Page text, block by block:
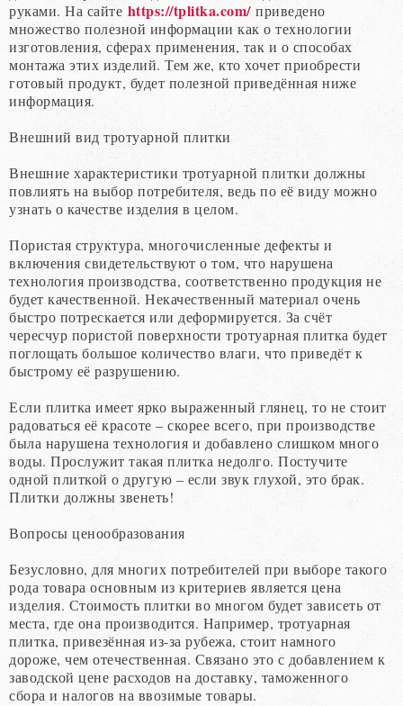
руками. На сайте https://tplitka.com/приведено
множество полезной информации как о технологии
изготовления, сферах применения, так и о способах
монтажа этих изделий. Тем же, кто хочет приобрести
готовый продукт, будет полезной приведённая ниже
информация.
Внешний вид тротуарной плитки
Внешние характеристики тротуарной плитки должны
повлиять на выбор потребителя, ведь по её виду можно
узнать о качестве изделия в целом.
Пористая структура, многочисленные дефекты и
включения свидетельствуют о том, что нарушена
технология производства, соответственно продукция не
будет качественной. Некачественный материал очень
быстро потрескается или деформируется. За счёт
чересчур пористой поверхности тротуарная плитка будет
поглощать большое количество влаги, что приведёт к
быстрому её разрушению.
Если плитка имеет ярко выраженный глянец, то не стоит
радоваться её красоте – скорее всего, при производстве
была нарушена технология и добавлено слишком много
воды. Прослужит такая плитка недолго. Постучите
одной плиткой о другую – если звук глухой, это брак.
Плитки должны звенеть!
Вопросы ценообразования
Безусловно, для многих потребителей при выборе такого
рода товара основным из критериев является цена
изделия. Стоимость плитки во многом будет зависеть от
места, где она производится. Например, тротуарная
плитка, привезённая из-за рубежа, стоит намного
дороже, чем отечественная. Связано это с добавлением к
заводской цене расходов на доставку, таможенного
сбора и налогов на ввозимые товары.